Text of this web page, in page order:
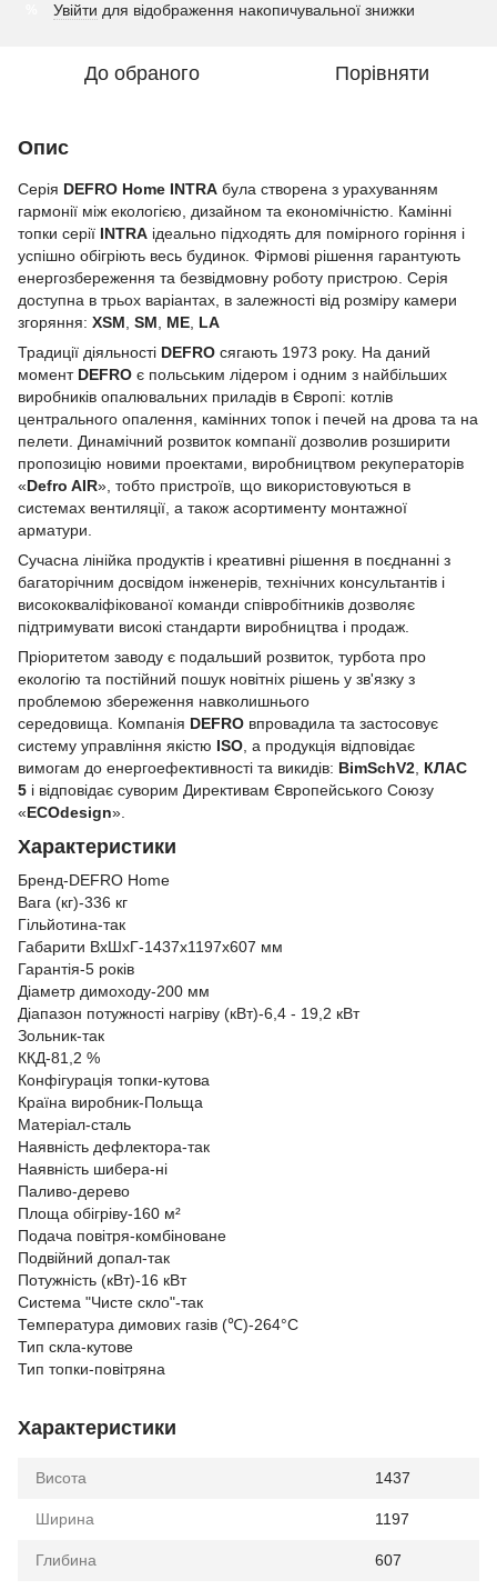
Увійти для відображення накопичувальної знижки
До обраного Порівняти
Опис
Серія DEFRO Home INTRA була створена з урахуванням
гармонії між екологією, дизайном та економічністю. Камінні
топки серії INTRA ідеально підходять для помірного горіння і
успішно обігріють весь будинок. Фірмові рішення гарантують
енергозбереження та безвідмовну роботу пристрою. Серія
доступна в трьох варіантах, в залежності від розміру камери
згоряння: XSM SM ME LA
Традиції діяльності DEFRO сягають 1973 року. На даний
момент DEFRO є польським лідером і одним з найбільших
виробників опалювальних приладів в Європі: котлів
центрального опалення, камінних топок і печей на дрова та на
пелети. Динамічний розвиток компанії дозволив розширити
пропозицію новими проектами, виробництвом рекуператорів
«Defro AIR», тобто пристроїв, що використовуються в
системах вентиляції, а також асортименту монтажної
арматури.
Сучасна лінійка продуктів і креативні рішення в поєднанні з
багаторічним досвідом інженерів, технічних консультантів і
висококваліфікованої команди співробітників дозволяє
підтримувати високі стандарти виробництва і продаж.
Пріоритетом заводу є подальший розвиток, турбота про
екологію та постійний пошук новітніх рішень у зв'язку з
проблемою збереження навколишнього
середовища. Компанія DEFRO впровадила та застосовує
систему управління якістю ISO , а продукція відповідає
вимогам до енергоефективності та викидів: BimSchV2 КЛАС
5 і відповідає суворим Директивам Європейського Союзу
«ECOdesign».
Характеристики
Бренд-DEFRO Home
Вага (кг)-336 кг
Гільйотина-так
Габарити ВxШxГ-1437х1197х607 мм
Гарантія-5 років
Діаметр димоходу-200 мм
Діапазон потужності нагріву (кВт)-6,4 - 19,2 кВт
Зольник-так
ККД-81,2 %
Конфігурація топки-кутова
Країна виробник-Польща
Матеріал-сталь
Наявність дефлектора-так
Наявність шибера-ні
Паливо-дерево
Площа обігріву-160 м²
Подача повітря-комбіноване
Подвійний допал-так
Потужність (кВт)-16 кВт
Система "Чисте скло"-так
Температура димових газів (℃)-264°C
Тип скла-кутове
Тип топки-повітряна
Характеристики
Висота 1437
Ширина 1197
Глибина 607